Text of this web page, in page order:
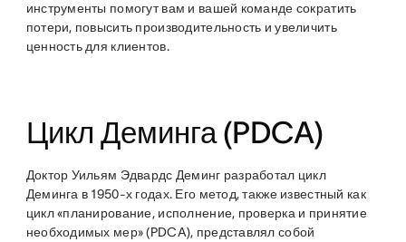
инструменты помогут вам и вашей команде сократить
потери, повысить производительность и увеличить
ценность для клиентов.
Цикл Деминга (PDCA)
Доктор Уильям Эдвардс Деминг разработал цикл
Деминга в 1950-х годах. Его метод, также известный как
цикл «планирование, исполнение, проверка и принятие
необходимых мер» (PDCA), представлял собой